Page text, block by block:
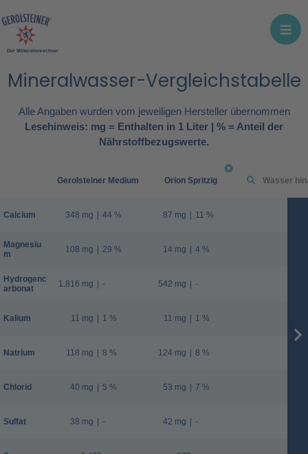
Der Mineralienrechner
Mineralwasser-Vergleichstabelle
Alle Angaben wurden vom jeweiligen Hersteller übernommen
Lesehinweis: mg = Enthalten in 1 Liter | % = Anteil der
Nährstoffbezugswerte.
Calcium
Magnesiu
m
Hydrogenc
arbonat
Kalium
Natrium
Chlorid
Sulfat
Gerolsteiner Medium
348 mg | 44 %
108 mg | 29 %
1.816 mg | -
11 mg | 1 %
118 mg | 8 %
40 mg | 5 %
38 mg | -
Orion Spritzig
87 mg | 11 %
14 mg | 4 %
542 mg | -
11 mg | 1 %
124 mg | 8 %
53 mg | 7 %
42 mg | -